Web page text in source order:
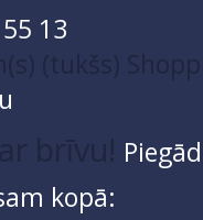
13
(tukšs)
brīvu!
kopā: